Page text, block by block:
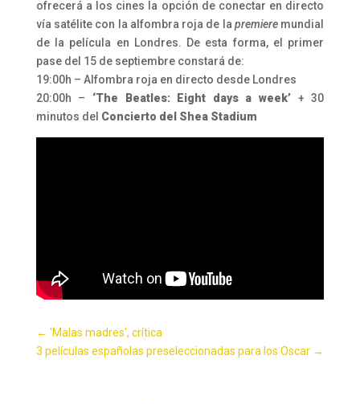
ofrecerá a los cines la opción de conectar en directo
vía satélite con la alfombra roja de la premieremundial
de la película en Londres. De esta forma, el primer
pase del 15 de septiembre constará de:
19:00h – Alfombra roja en directo desde Londres
20:00h – ‘The Beatles: Eight days a week’ + 30
minutos del Concierto del Shea Stadium
← 'Malas madres', crítica
3 películas españolas preseleccionadas para los Oscar →